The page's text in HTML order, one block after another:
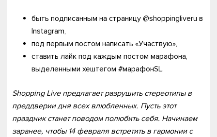
быть подписанным на страницу @shoppingliveru в
Instagram,
под первым постом написать «Участвую»,
ставить лайк под каждым постом марафона,
выделенными хештегом #марафонSL.
Shopping Live предлагает разрушить стереотипы в
преддверии дня всех влюбленных. Пусть этот
праздник станет поводом полюбить себя. Начинаем
заранее, чтобы 14 февраля встретить в гармонии с